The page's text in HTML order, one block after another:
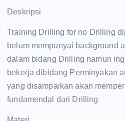
Deskripsi
Training Drilling for no Drilling
belum mempunyai background
dalam bidang Drilling namun
bekerja dibidang Perminyakan
yang disampaikan akan
fundamendal dari Drilling